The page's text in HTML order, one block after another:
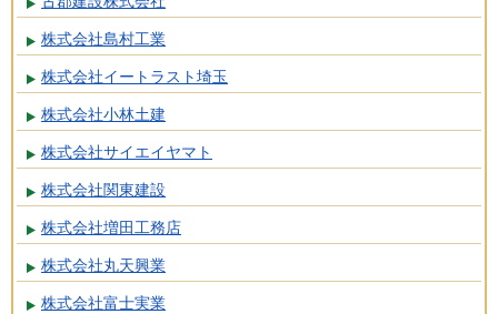
株式会社島村工業
株式会社イートラスト埼玉
株式会社小林土建
株式会社サイエイヤマト
株式会社関東建設
株式会社増田工務店
株式会社丸天興業
株式会社富士実業